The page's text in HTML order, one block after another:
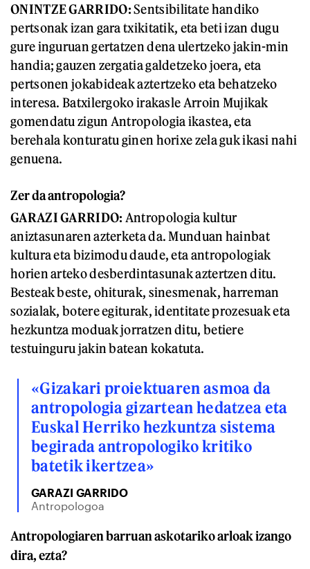
ONINTZE GARRIDO:Sentsibilitate handiko
pertsonak izan gara txikitatik, eta beti izan dugu
gure inguruan gertatzen dena ulertzeko jakin-min
handia; gauzen zergatia galdetzeko joera, eta
pertsonen jokabideak aztertzeko eta behatzeko
interesa. Batxilergoko irakasle Arroin Mujikak
gomendatu zigun Antropologia ikastea, eta
berehala konturatu ginen horixe zela guk ikasi nahi
genuena.
Zer da antropologia?
GARAZI GARRIDO: Antropologia kultur
aniztasunaren azterketa da. Munduan hainbat
kultura eta bizimodu daude, eta antropologiak
horien arteko desberdintasunak aztertzen ditu.
Besteak beste, ohiturak, sinesmenak, harreman
sozialak, botere egiturak, identitate prozesuak eta
hezkuntza moduak jorratzen ditu, betiere
testuinguru jakin batean kokatuta.
«Gizakari proiektuaren asmoa da
antropologia gizartean hedatzea eta
Euskal Herriko hezkuntza sistema
begirada antropologiko kritiko
batetik ikertzea»
GARAZI GARRIDO
Antropologoa
Antropologiaren barruan askotariko arloak izango
dira, ezta?